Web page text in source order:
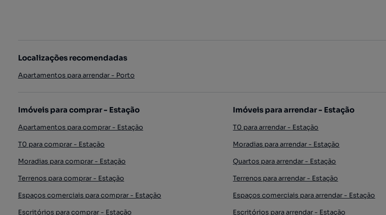
Localizações recomendadas
Apartamentos para arrendar - Porto
Imóveis para comprar - Estação
Apartamentos para comprar - Estação
T0 para comprar - Estação
Moradias para comprar - Estação
Terrenos para comprar - Estação
Espaços comerciais para comprar - Estação
Escritórios para comprar - Estação
Imóveis para arrendar - Estação
T0 para arrendar - Estação
Moradias para arrendar - Estação
Quartos para arrendar - Estação
Terrenos para arrendar - Estação
Espaços comerciais para arrendar - Estação
Escritórios para arrendar - Estação